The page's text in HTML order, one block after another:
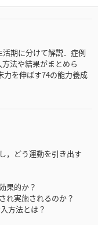
期に分けて解説．症例
法や結果がまとめら
力を伸ばす74の能力養成
，どう運動を引き出す
果的か？
れ実施されるのか？
方法とは？